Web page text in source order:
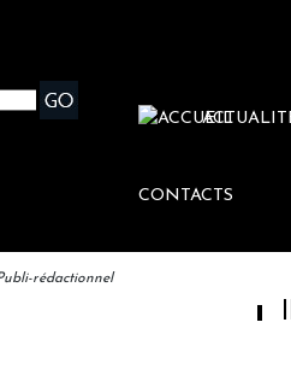
CONTACTS
rédactionnel
IFTM :